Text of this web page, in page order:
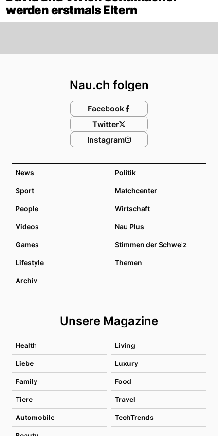
werden erstmals Eltern
News Politik
Sport Matchcenter
People Wirtschaft
Videos Nau Plus
Games Stimmen der Schweiz
Lifestyle Themen
Archiv
Unsere Magazine
Health Living
Liebe Luxury
Family Food
Tiere Travel
Automobile TechTrends
Nau.ch folgen
Facebook
Twitter
Instagram